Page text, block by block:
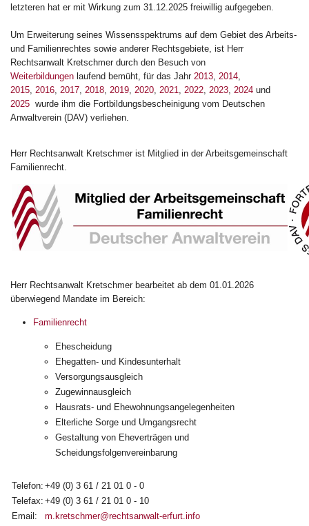
letzteren hat er mit Wirkung zum 31.12.2025 freiwillig aufgegeben.
Um Erweiterung seines Wissensspektrums auf dem Gebiet des Arbeits-
und Familienrechtes sowie anderer Rechtsgebiete, ist Herr
Rechtsanwalt Kretschmer durch den Besuch von
Weiterbildungen laufend bemüht, für das Jahr 2013, 2014,
2015, 2016, 2017, 2018, 2019, 2020, 2021, 2022, 2023, 2024 und
2025 wurde ihm die Fortbildungsbescheinigung vom Deutschen
Anwaltverein (DAV) verliehen.
Herr Rechtsanwalt Kretschmer ist Mitglied in der Arbeitsgemeinschaft
Familienrecht.
Herr Rechtsanwalt Kretschmer bearbeitet ab dem 01.01.2026
überwiegend Mandate im Bereich:
Familienrecht
Ehescheidung
Ehegatten- und Kindesunterhalt
Versorgungsausgleich
Zugewinnausgleich
Hausrats- und Ehewohnungsangelegenheiten
Elterliche Sorge und Umgangsrecht
Gestaltung von Eheverträgen und
Scheidungsfolgenvereinbarung
Telefon: +49 (0) 3 61 / 21 01 0 - 0
Telefax: +49 (0) 3 61 / 21 01 0 - 10
Email:
m.kretschmer@rechtsanwalt-erfurt.info